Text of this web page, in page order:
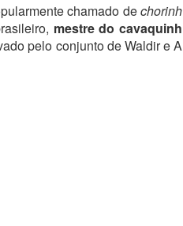
chamado dechorinh
mestre do cavaquinh
pelo conjunto de Waldir e A